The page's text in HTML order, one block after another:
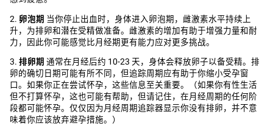
‌2. 卵泡期‌ 当你停止出血时，身体进入卵泡期，雌激素水平持续上
升，为排卵和潜在受精做准备。雌激素的增加有助于增强力量和耐
力，因此你可能感觉比月经期更有能力应对更多挑战。
‌3. 排卵期‌ 通常在月经后约 10-23 天，身体会释放卵子以备受精。排
卵的确切日期可能有所不同，但追踪周期应有助于你缩小受孕窗
口。如果你正在尝试怀孕，这些信息至关重要。（如果你有性生活
但不打算怀孕，这也可能有帮助，但请记住，在月经周期的任何阶
段都可能怀孕。仅仅因为月经周期追踪器显示你没有排卵，并不意
味着你应该放弃避孕措施。）